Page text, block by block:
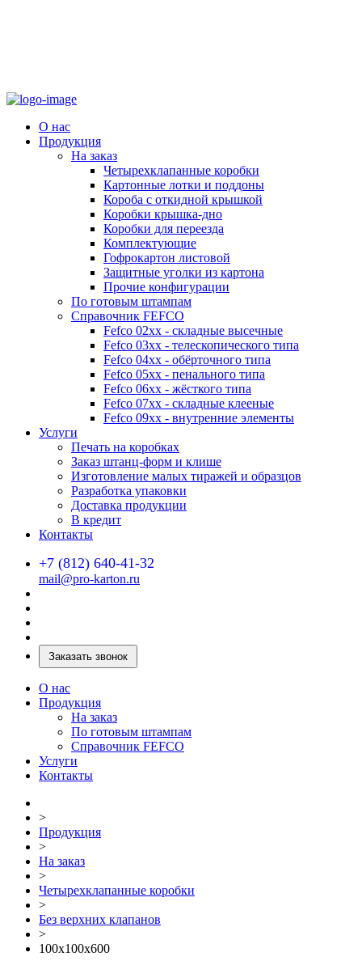
О нас
Продукция
На заказ
Четырехклапанные коробки
Картонные лотки и поддоны
Короба с откидной крышкой
Коробки крышка-дно
Коробки для переезда
Комплектующие
Гофрокартон листовой
Защитные уголки из картона
Прочие конфигурации
По готовым штампам
Справочник FEFCO
Fefco 02xx - складные высечные
Fefco 03xx - телескопического типа
Fefco 04xx - обёрточного типа
Fefco 05xx - пенального типа
Fefco 06xx - жёсткого типа
Fefco 07xx - складные клееные
Fefco 09xx - внутренние элементы
Услуги
Печать на коробках
Заказ штанц-форм и клише
Изготовление малых тиражей и образцов
Разработка упаковки
Доставка продукции
В кредит
Контакты
+7 (812) 640-41-32
mail@pro-karton.ru
Заказать звонок
О нас
Продукция
На заказ
По готовым штампам
Справочник FEFCO
Услуги
Контакты
>
Продукция
>
На заказ
>
Четырехклапанные коробки
>
Без верхних клапанов
>
100x100x600